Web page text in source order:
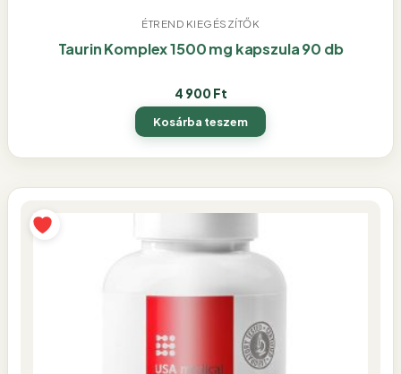
ÉTREND KIEGÉSZÍTŐK
Taurin Komplex 1500 mg kapszula 90 db
4 900 Ft
Kosárba teszem